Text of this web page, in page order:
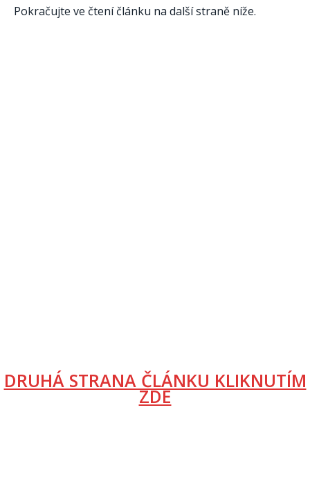
Pokračujte ve čtení článku na další straně níže.
DRUHÁ STRANA ČLÁNKU KLIKNUTÍM
ZDE